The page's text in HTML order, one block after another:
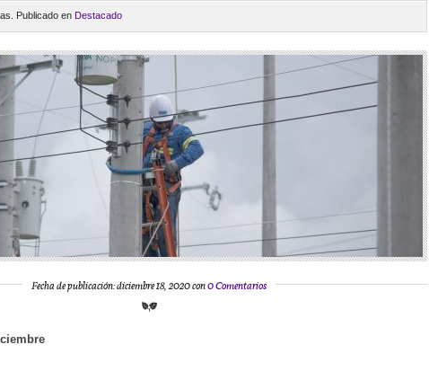
Publicado en Destacado
Fecha de publicación: diciembre 18, 2020 con0 Comentarios